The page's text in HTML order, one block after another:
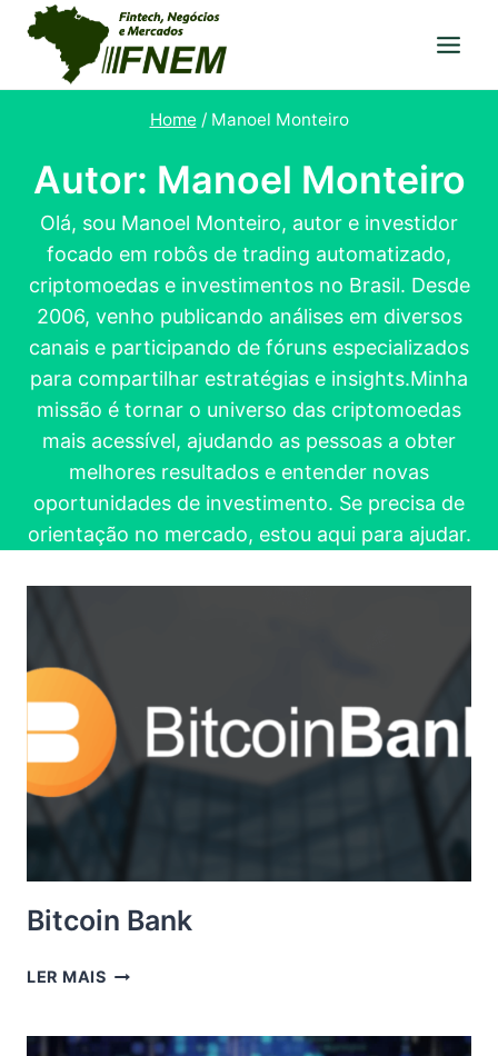
Pular
para
Home / Manoel Monteiro
Autor: Manoel Monteiro
Olá, sou Manoel Monteiro, autor e investidor
focado em robôs de trading automatizado,
criptomoedas e investimentos no Brasil. Desde
2006, venho publicando análises em diversos
canais e participando de fóruns especializados
para compartilhar estratégias e insights.Minha
missão é tornar o universo das criptomoedas
mais acessível, ajudando as pessoas a obter
melhores resultados e entender novas
oportunidades de investimento. Se precisa de
orientação no mercado, estou aqui para ajudar.
Bitcoin Bank
LER MAISBITCOIN